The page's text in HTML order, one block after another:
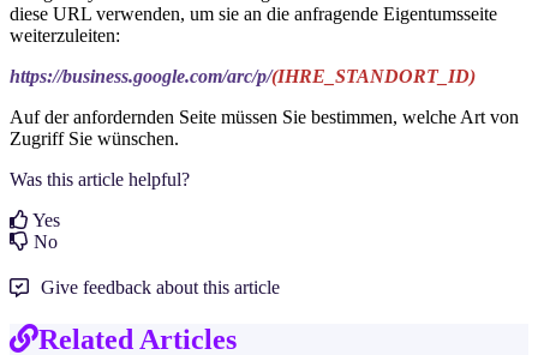
diese URL verwenden, um sie an die anfragende Eigentumsseite
weiterzuleiten:
https://business.google.com/arc/p/(IHRE_STANDORT_ID)
Auf der anfordernden Seite müssen Sie bestimmen, welche Art von
Zugriff Sie wünschen.
Was this article helpful?
Yes
No
Give feedback about this article
Related Articles